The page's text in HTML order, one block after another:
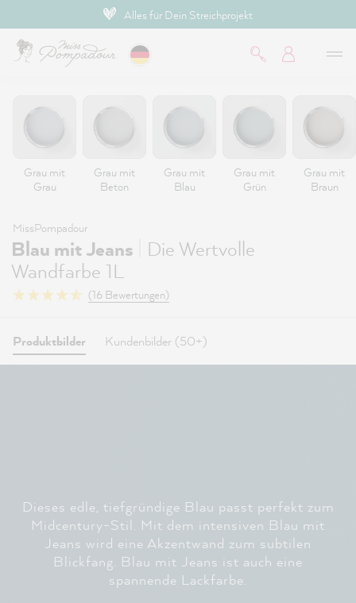
Hochdeckende Premium-Farben
Grau mit
Grau
Grau mit
Beton
Grau mit
Blau
Grau mit
Grün
Grau mit
Braun
MissPompadour
Blau mit Jeans
Die Wertvolle
Wandfarbe 1L
(16 Bewertungen)
Produktbilder Kundenbilder (50+)
Dieses edle, tiefgründige Blau passt perfekt zum
Midcentury-Stil. Mit dem intensiven Blau mit
Jeans wird eine Akzentwand zum subtilen
Blickfang. Blau mit Jeans ist auch eine
spannende Lackfarbe.